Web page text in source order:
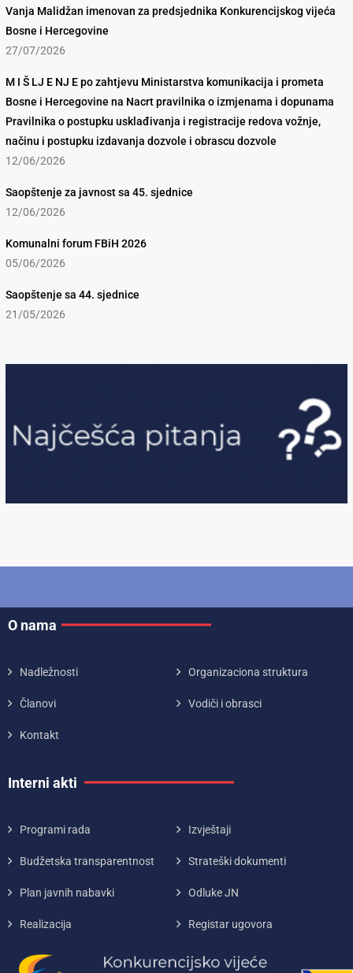
Vanja Malidžan imenovan za predsjednika Konkurencijskog vijeća
Bosne i Hercegovine
27/07/2026
M I Š LJ E NJ E po zahtjevu Ministarstva komunikacija i prometa
Bosne i Hercegovine na Nacrt pravilnika o izmjenama i dopunama
Pravilnika o postupku usklađivanja i registracije redova vožnje,
načinu i postupku izdavanja dozvole i obrascu dozvole
12/06/2026
Saopštenje za javnost sa 45. sjednice
12/06/2026
Komunalni forum FBiH 2026
05/06/2026
Saopštenje sa 44. sjednice
21/05/2026
O nama
Nadležnosti Organizaciona struktura
Članovi Vodiči i obrasci
Kontakt
Interni akti
Programi rada Izvještaji
Budžetska transparentnost Strateški dokumenti
Plan javnih nabavki Odluke JN
Realizacija Registar ugovora